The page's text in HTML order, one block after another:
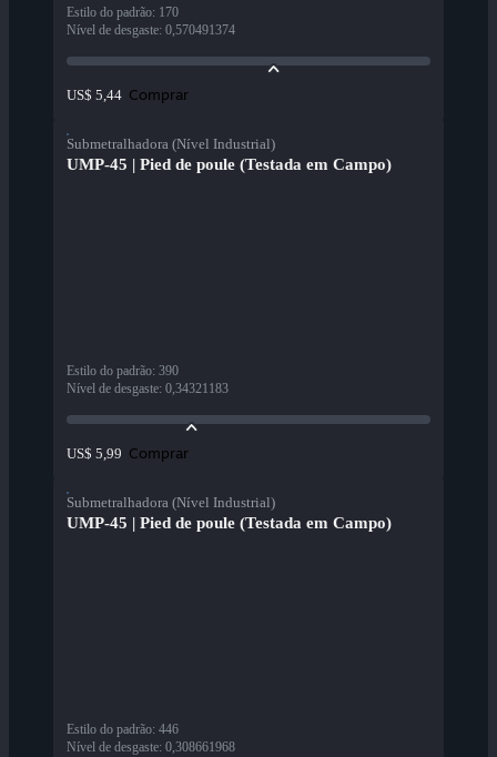
Estilo do padrão: 170
Nível de desgaste: 0,570491374
US$ 5,44 Comprar
Submetralhadora (Nível Industrial)
UMP-45 | Pied de poule (Testada em Campo)
Estilo do padrão: 390
Nível de desgaste: 0,34321183
US$ 5,99 Comprar
Submetralhadora (Nível Industrial)
UMP-45 | Pied de poule (Testada em Campo)
Estilo do padrão: 446
Nível de desgaste: 0,308661968